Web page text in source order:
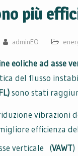
più
adminEO
eoliche ad asse
del flusso
sono stati
vibrazioni
efficienza
verticale (VAWT)